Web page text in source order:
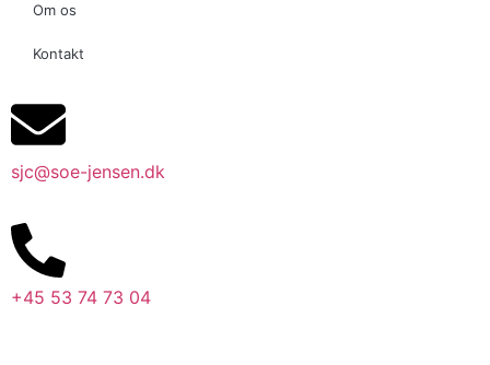
Om os
Kontakt
sjc@soe-jensen.dk
+45 53 74 73 04